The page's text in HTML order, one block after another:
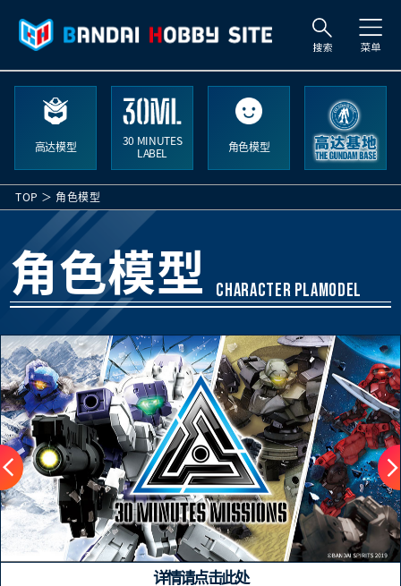
索
高达模型
30 MINUTES
LABEL
角色模型
TOP 角色模型
角色模型 CHARACTER PLAMODEL
详情请点击此处